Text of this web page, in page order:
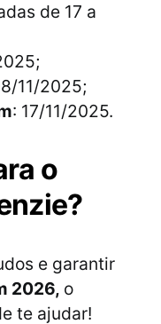
de 17 a
11/2025;
: 17/11/2025.
o
e garantir
2026, o
te ajudar!